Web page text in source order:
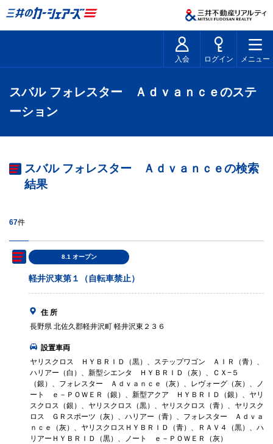
入会 ログイン メニュー
スバル フォレスター Ａｄｖａｎｃｅのステ
ーション
スバル フォレスター Ａｄｖａｎｃｅの検索
結果
67件
8.1 オープン
軽井沢東第１（自転車禁止）
住 所
長野県 北佐久郡軽井沢町 軽井沢東２３６
設置車両
ヤリスクロス ＨＹＢＲＩＤ（黒）、ステップワゴン ＡＩＲ（青）、
ハリアー（白）、新型シエンタ ＨＹＢＲＩＤ（灰）、ＣＸ−５
（銀）、フォレスター Ａｄｖａｎｃｅ（灰）、レヴォーグ（灰）、ノ
ート ｅ－ＰＯＷＥＲ（銀）、新型アクア ＨＹＢＲＩＤ（銀）、ヤリ
スクロス（銀）、ヤリスクロス（黒）、ヤリスクロス（青）、ヤリスク
ロス ＧＲスポーツ（灰）、ハリアー（青）、フォレスター Ａｄｖａ
ｎｃｅ（灰）、ヤリスクロスＨＹＢＲＩＤ（青）、ＲＡＶ４（黒）、ハ
リアーＨＹＢＲＩＤ（黒）、ノート ｅ－ＰＯＷＥＲ（灰）